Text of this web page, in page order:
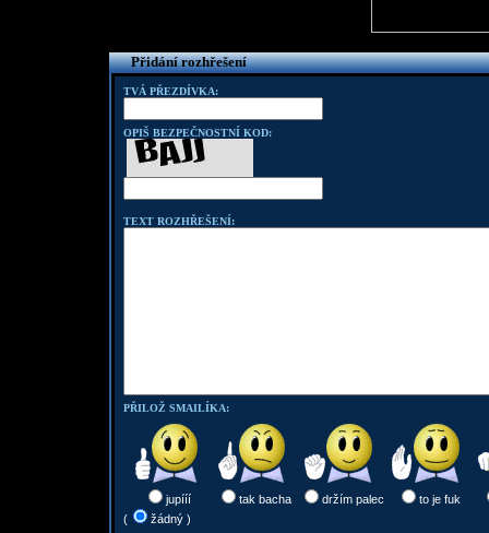
Přidání rozhřešení
TVÁ PŘEZDÍVKA:
OPIŠ BEZPEČNOSTNÍ KOD:
TEXT ROZHŘEŠENÍ:
PŘILOŽ SMAILÍKA:
jupííí tak bacha držím palec
to je fuk
(
žádný )